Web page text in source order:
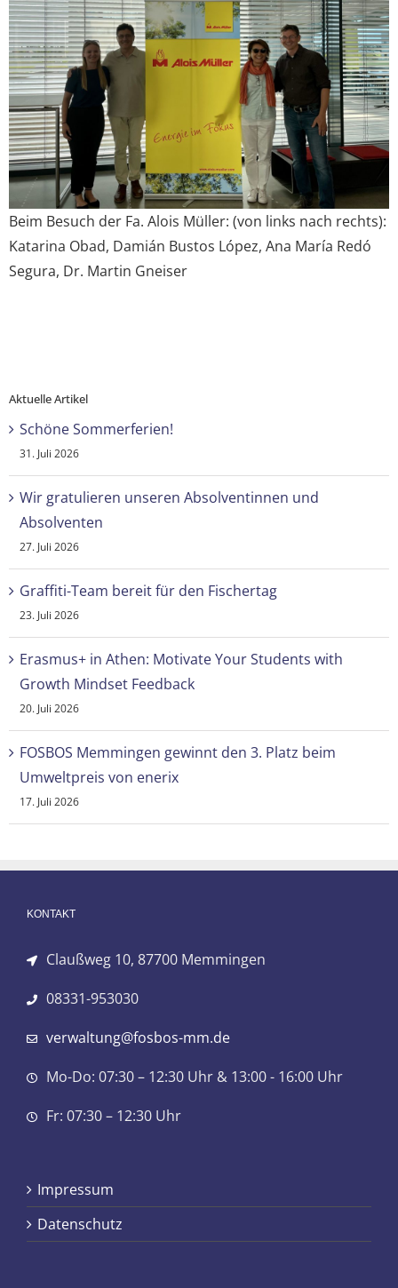
Beim Besuch der Fa. Alois Müller: (von links nach rechts):
Katarina Obad, Damián Bustos López, Ana María Redó
Segura, Dr. Martin Gneiser
Aktuelle Artikel
Schöne Sommerferien!
31. Juli 2026
Wir gratulieren unseren Absolventinnen und
Absolventen
27. Juli 2026
Graffiti-Team bereit für den Fischertag
23. Juli 2026
Erasmus+ in Athen: Motivate Your Students with
Growth Mindset Feedback
20. Juli 2026
FOSBOS Memmingen gewinnt den 3. Platz beim
Umweltpreis von enerix
17. Juli 2026
KONTAKT
Claußweg 10, 87700 Memmingen
08331-953030
verwaltung@fosbos-mm.de
Mo-Do: 07:30 – 12:30 Uhr & 13:00 - 16:00 Uhr
Fr: 07:30 – 12:30 Uhr
Impressum
Datenschutz